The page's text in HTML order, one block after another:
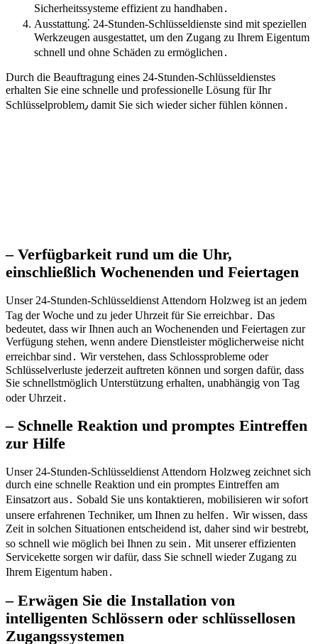
Sicherheitssysteme effizient zu handhaben․
Ausstattung⁚ 24-Stunden-Schlüsseldienste sind mit speziellen
Werkzeugen ausgestattet, um den Zugang zu Ihrem Eigentum
schnell und ohne Schäden zu ermöglichen․
Durch die Beauftragung eines 24-Stunden-Schlüsseldienstes
erhalten Sie eine schnelle und professionelle Lösung für Ihr
Schlüsselproblem٫ damit Sie sich wieder sicher fühlen können․
– Verfügbarkeit rund um die Uhr,
einschließlich Wochenenden und Feiertagen
Unser 24-Stunden-Schlüsseldienst Attendorn Holzweg ist an jedem
Tag der Woche und zu jeder Uhrzeit für Sie erreichbar․ Das
bedeutet, dass wir Ihnen auch an Wochenenden und Feiertagen zur
Verfügung stehen, wenn andere Dienstleister möglicherweise nicht
erreichbar sind․ Wir verstehen, dass Schlossprobleme oder
Schlüsselverluste jederzeit auftreten können und sorgen dafür, dass
Sie schnellstmöglich Unterstützung erhalten, unabhängig von Tag
oder Uhrzeit․
– Schnelle Reaktion und promptes Eintreffen
zur Hilfe
Unser 24-Stunden-Schlüsseldienst Attendorn Holzweg zeichnet sich
durch eine schnelle Reaktion und ein promptes Eintreffen am
Einsatzort aus․ Sobald Sie uns kontaktieren, mobilisieren wir sofort
unsere erfahrenen Techniker, um Ihnen zu helfen․ Wir wissen, dass
Zeit in solchen Situationen entscheidend ist, daher sind wir bestrebt,
so schnell wie möglich bei Ihnen zu sein․ Mit unserer effizienten
Servicekette sorgen wir dafür, dass Sie schnell wieder Zugang zu
Ihrem Eigentum haben․
– Erwägen Sie die Installation von
intelligenten Schlössern oder schlüssellosen
Zugangssystemen